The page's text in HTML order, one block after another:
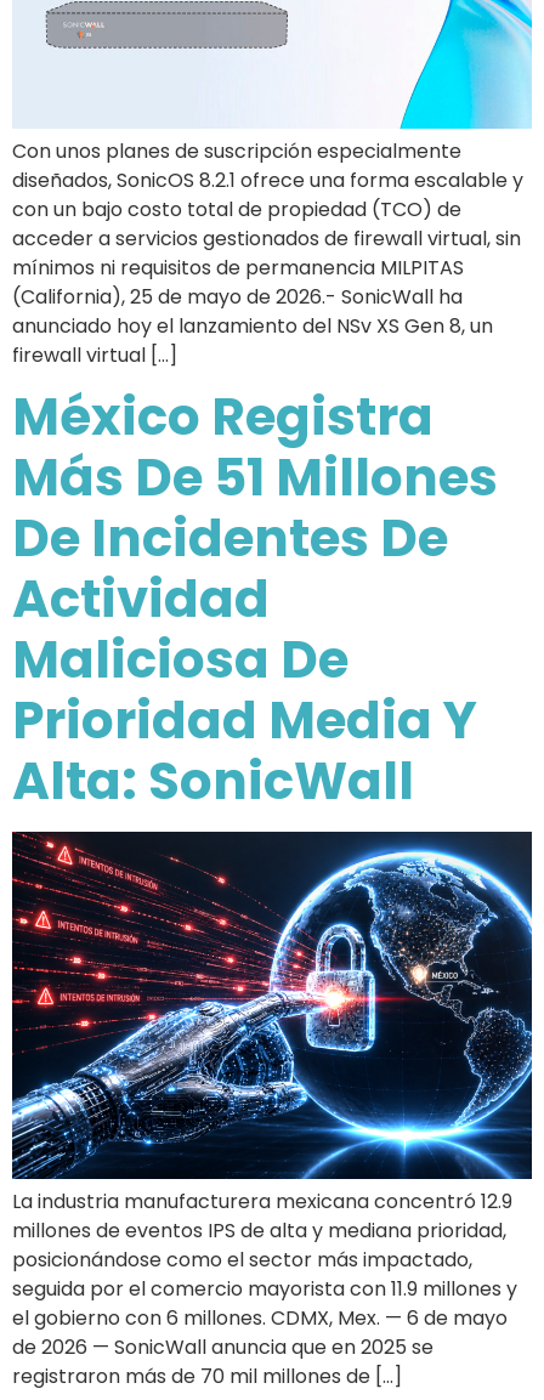
Con unos planes de suscripción especialmente
diseñados, SonicOS 8.2.1 ofrece una forma escalable y
con un bajo costo total de propiedad (TCO) de
acceder a servicios gestionados de firewall virtual, sin
mínimos ni requisitos de permanencia MILPITAS
(California), 25 de mayo de 2026.- SonicWall ha
anunciado hoy el lanzamiento del NSv XS Gen 8, un
firewall virtual […]
México Registra
Más De 51 Millones
De Incidentes De
Actividad
Maliciosa De
Prioridad Media Y
Alta: SonicWall
La industria manufacturera mexicana concentró 12.9
millones de eventos IPS de alta y mediana prioridad,
posicionándose como el sector más impactado,
seguida por el comercio mayorista con 11.9 millones y
el gobierno con 6 millones. CDMX, Mex. — 6 de mayo
de 2026 — SonicWall anuncia que en 2025 se
registraron más de 70 mil millones de […]